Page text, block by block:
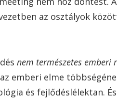
az osztályok
nem természetes emberi
emberi elme
és fejlődéslélektan.